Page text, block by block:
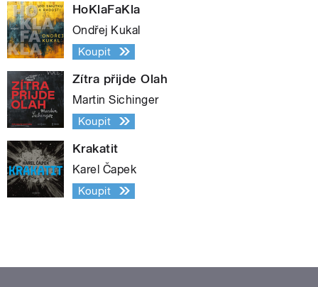
HoKlaFaKla
Ondřej Kukal
Koupit
Zítra přijde Olah
Martin Sichinger
Koupit
Krakatit
Karel Čapek
Koupit